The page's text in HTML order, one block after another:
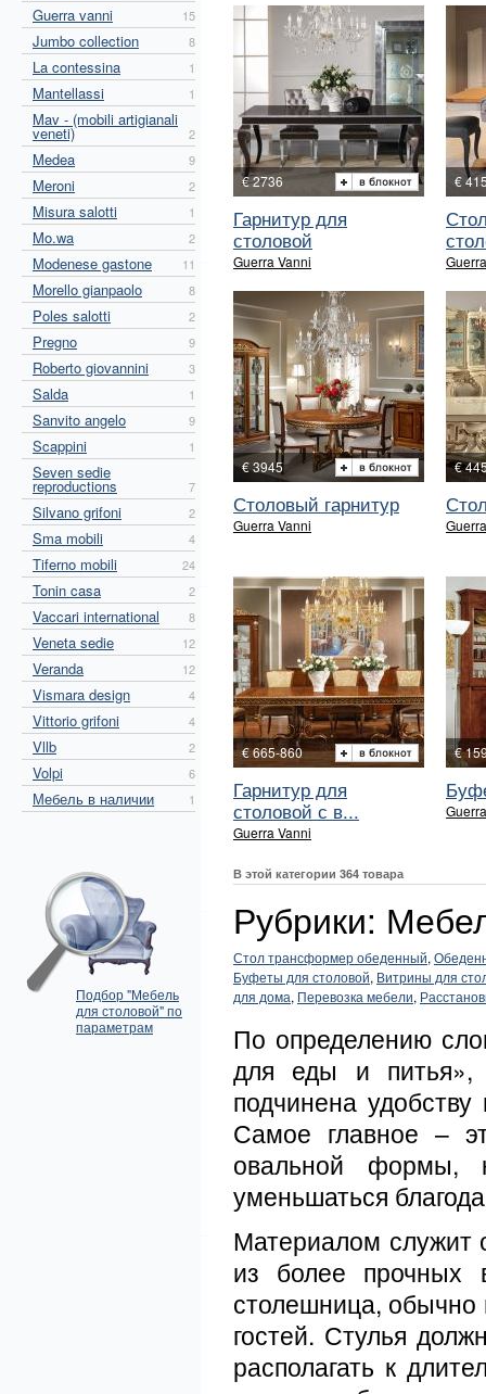
Guerra vanni 15
Jumbo collection 8
La contessina 1
Mantellassi 1
Mav - (mobili artigianali
veneti) 2
Medea 9
Meroni 2
Misura salotti 1
Mo.wa 2
Modenese gastone 11
Morello gianpaolo 8
Poles salotti 2
Pregno 9
Roberto giovannini 3
Salda 1
Sanvito angelo 9
Scappini 1
Seven sedie
reproductions 7
Silvano grifoni 2
Sma mobili 4
Tiferno mobili 24
Tonin casa 2
Vaccari international 8
Veneta sedie 12
Veranda 12
Vismara design 4
Vittorio grifoni 4
Vllb 2
Volpi 6
Мебель в наличии 1
Подбор "Мебель
для столовой" по
параметрам
€ 2736
Гарнитур для
столовой
Guerra Vanni
€
€ 3945
Столовый гарнитур
Guerra Vanni
€
€ 665-860
Гарнитур для
столовой с в...
Guerra Vanni
€
В этой категории 364 товара
Рубрики:
Стол трансформер обеденный,
Буфеты для столовой, Витрины для
для дома, Перевозка мебели,
По определению
для еды и питья»,
подчинена
Самое главное –
овальной формы,
уменьшаться
Материалом служит
из более прочных
столешница, обычно
гостей. Стулья
располагать к